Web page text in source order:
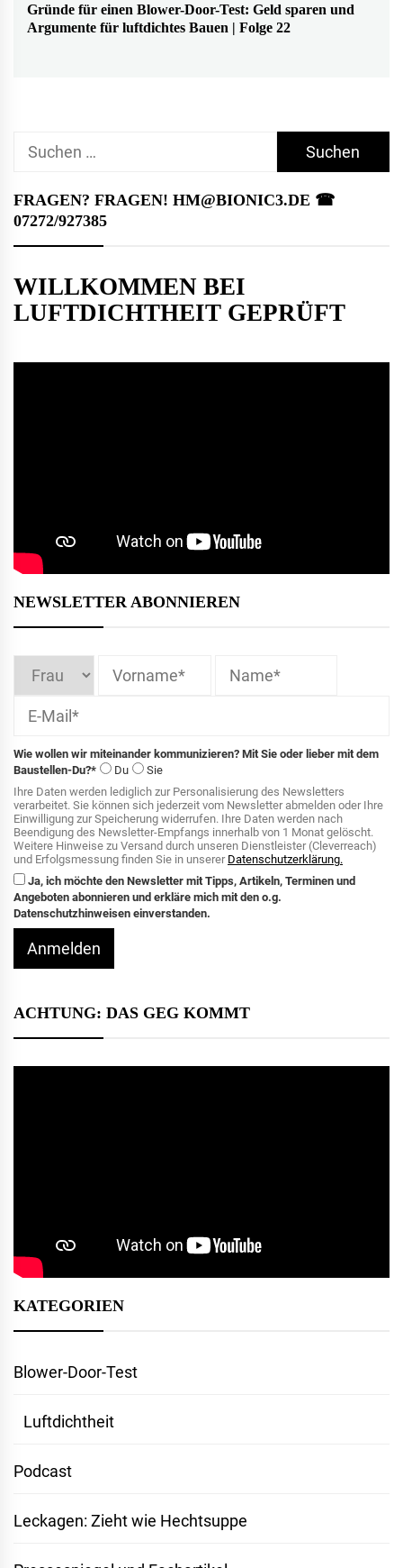
Next
post:
Gründe für einen Blower-Door-Test: Geld sparen und
Argumente für luftdichtes Bauen | Folge 22
Suchen
FRAGEN? FRAGEN! HM@BIONIC3.DE ☎︎
07272/927385
WILLKOMMEN BEI
LUFTDICHTHEIT GEPRÜFT
NEWSLETTER ABONNIEREN
Wie wollen wir miteinander kommunizieren? Mit Sie oder lieber mit dem
Baustellen-Du?*
Du
Sie
Ihre Daten werden lediglich zur Personalisierung des Newsletters
verarbeitet. Sie können sich jederzeit vom Newsletter abmelden oder Ihre
Einwilligung zur Speicherung widerrufen. Ihre Daten werden nach
Beendigung des Newsletter-Empfangs innerhalb von 1 Monat gelöscht.
Weitere Hinweise zu Versand durch unseren Dienstleister (Cleverreach)
und Erfolgsmessung finden Sie in unserer Datenschutzerklärung.
Ja, ich möchte den Newsletter mit Tipps, Artikeln, Terminen und
Angeboten abonnieren und erkläre mich mit den o.g.
Datenschutzhinweisen einverstanden.
Anmelden
ACHTUNG: DAS GEG KOMMT
KATEGORIEN
Blower-Door-Test
Luftdichtheit
Podcast
Leckagen: Zieht wie Hechtsuppe